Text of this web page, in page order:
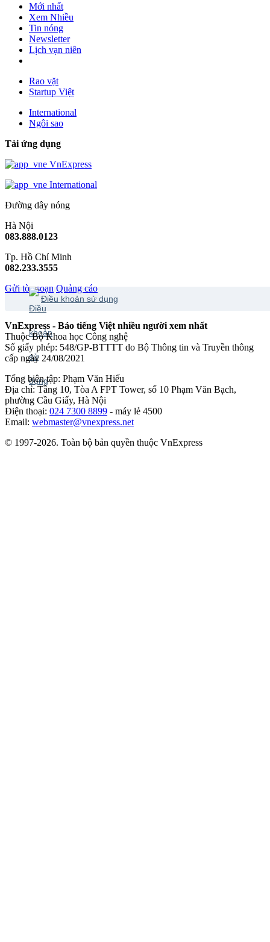
Mới nhất
Xem Nhiều
Tin nóng
Newsletter
Lịch vạn niên
Rao vặt
Startup Việt
International
Ngôi sao
Tải ứng dụng
VnExpress
International
Đường dây nóng
Hà Nội
083.888.0123
Tp. Hồ Chí Minh
082.233.3555
Gửi tòa soạn Quảng cáo
Điều khoản sử dụng
VnExpress - Báo tiếng Việt nhiều người xem nhất
Thuộc Bộ Khoa học Công nghệ
Số giấy phép: 548/GP-BTTTT do Bộ Thông tin và Truyền thông
cấp ngày 24/08/2021
Tổng biên tập: Phạm Văn Hiếu
Địa chỉ: Tầng 10, Tòa A FPT Tower, số 10 Phạm Văn Bạch,
phường Cầu Giấy, Hà Nội
Điện thoại: 024 7300 8899 - máy lẻ 4500
Email: webmaster@vnexpress.net
© 1997-2026. Toàn bộ bản quyền thuộc VnExpress